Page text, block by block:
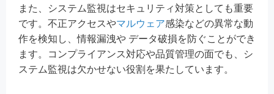
また、システム監視はセキュリティ対策としても重要
です。不正アクセスやマルウェア感染などの異常な動
作を検知し、情報漏洩や データ破損を防ぐことができ
ます。コンプライアンス対応や品質管理の面でも、シ
ステム監視は欠かせない役割を果たしています。